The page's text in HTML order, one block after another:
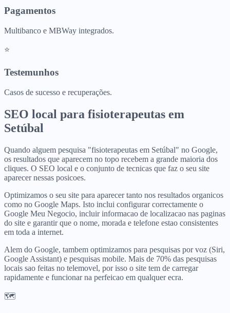
Pagamentos
Multibanco e MBWay integrados.
⭐
Testemunhos
Casos de sucesso e recuperações.
SEO local para fisioterapeutas em
Setúbal
Quando alguem pesquisa "fisioterapeutas em Setúbal" no Google,
os resultados que aparecem no topo recebem a grande maioria dos
cliques. O SEO local e o conjunto de tecnicas que faz o seu site
aparecer nessas posicoes.
Optimizamos o seu site para aparecer tanto nos resultados organicos
como no Google Maps. Isto inclui configurar correctamente o
Google Meu Negocio, incluir informacao de localizacao nas paginas
do site e garantir que o nome, morada e telefone estao consistentes
em toda a internet.
Alem do Google, tambem optimizamos para pesquisas por voz (Siri,
Google Assistant) e pesquisas mobile. Mais de 70% das pesquisas
locais sao feitas no telemovel, por isso o site tem de carregar
rapidamente e funcionar na perfeicao em qualquer ecra.
🗺️